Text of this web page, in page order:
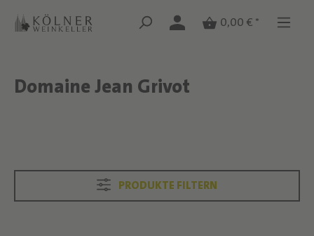
Zum Hauptinhalt springen
Zum Hauptinhalt springen
0,00 € *
Text überspringen
Domaine Jean Grivot
Text überspringen
PRODUKTE FILTERN